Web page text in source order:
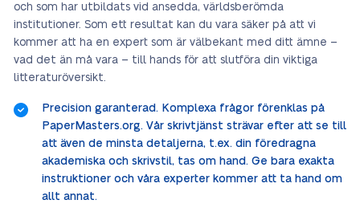
och som har utbildats vid ansedda, världsberömda
institutioner. Som ett resultat kan du vara säker på att vi
kommer att ha en expert som är välbekant med ditt ämne –
vad det än må vara – till hands för att slutföra din viktiga
litteraturöversikt.
Precision garanterad. Komplexa frågor förenklas på
PaperMasters.org. Vår skrivtjänst strävar efter att se till
att även de minsta detaljerna, t.ex. din föredragna
akademiska och skrivstil, tas om hand. Ge bara exakta
instruktioner och våra experter kommer att ta hand om
allt annat.